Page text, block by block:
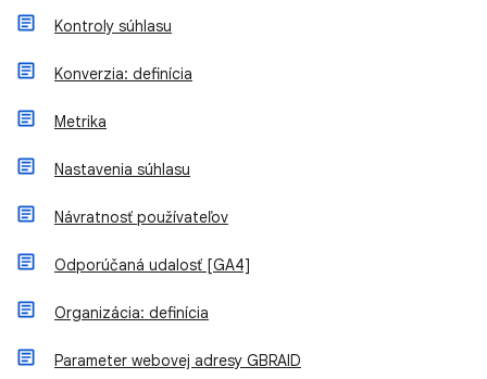
Kontroly súhlasu
Konverzia: definícia
Metrika
Nastavenia súhlasu
Návratnosť používateľov
Odporúčaná udalosť [GA4]
Organizácia: definícia
Parameter webovej adresy GBRAID